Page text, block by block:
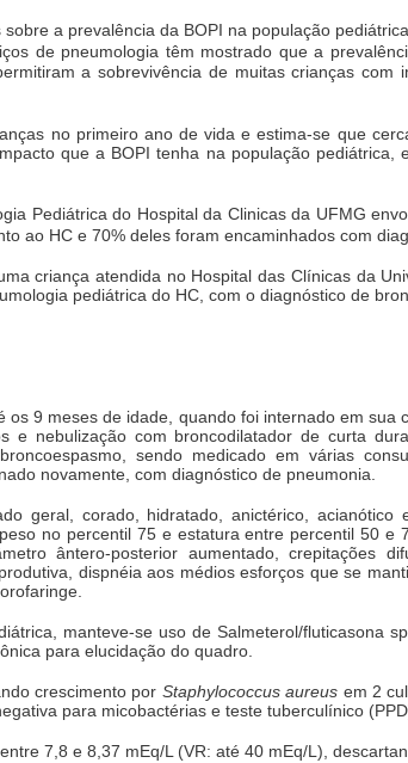
a prevalência da BOPI na população
de pneumologia têm mostrado que a
a sobrevivência de muitas crianças com
no primeiro ano de vida e estima-se que
que a BOPI tenha na população
Pediátrica do Hospital da Clinicas da UFMG
ao HC e 70% deles foram encaminhados com
criança atendida no Hospital das Clínicas da
pediátrica do HC, com o diagnóstico de
os 9 meses de idade, quando foi internado em sua
e nebulização com broncodilatador de curta
sendo medicado em várias
novamente, com diagnóstico de pneumonia.
geral, corado, hidratado, anictérico, acianótico
no percentil 75 e estatura entre percentil 50 e
ântero-posterior aumentado, crepitações
dispnéia aos médios esforços que se
manteve-se uso de Salmeterol/fluticasona
para elucidação do quadro.
crescimento por Staphylococcus aureus em 2
para micobactérias e teste tuberculínico
7,8 e 8,37 mEq/L (VR: até 40 mEq/L),